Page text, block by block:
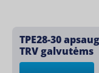
TPE28-30
TRV galvutėms